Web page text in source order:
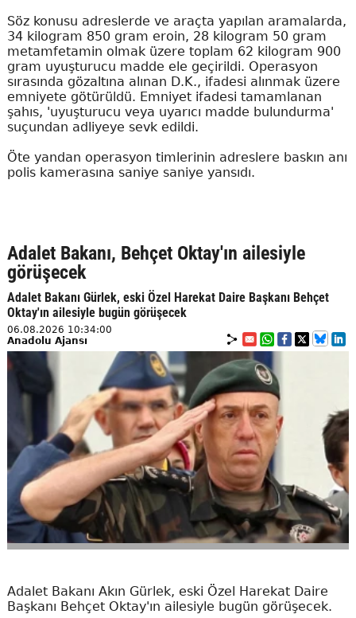
Söz konusu adreslerde ve araçta yapılan aramalarda,
34 kilogram 850 gram eroin, 28 kilogram 50 gram
metamfetamin olmak üzere toplam 62 kilogram 900
gram uyuşturucu madde ele geçirildi. Operasyon
sırasında gözaltına alınan D.K., ifadesi alınmak üzere
emniyete götürüldü. Emniyet ifadesi tamamlanan
şahıs, 'uyuşturucu veya uyarıcı madde bulundurma'
suçundan adliyeye sevk edildi.
Öte yandan operasyon timlerinin adreslere baskın anı
polis kamerasına saniye saniye yansıdı.
Adalet Bakanı, Behçet Oktay'ın ailesiyle
görüşecek
Adalet Bakanı Gürlek, eski Özel Harekat Daire Başkanı Behçet
Oktay'ın ailesiyle bugün görüşecek
06.08.2026 10:34:00
Anadolu Ajansı
Adalet Bakanı Akın Gürlek, eski Özel Harekat Daire
Başkanı Behçet Oktay'ın ailesiyle bugün görüşecek.